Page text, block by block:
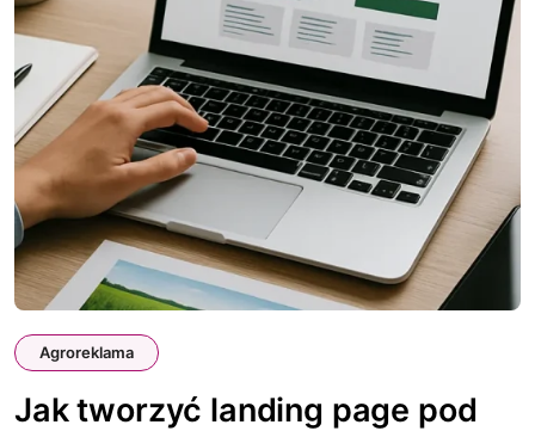
Agroreklama
Jak tworzyć landing page pod